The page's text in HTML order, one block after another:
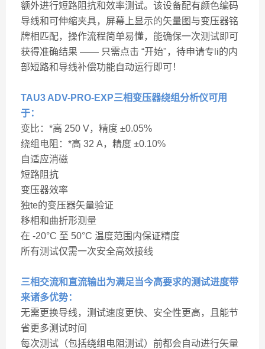
额外进行短路阻抗和效率测试。该设备配有颜色编码
导线和可伸缩夹具，屏幕上显示的矢量图与变压器铭
牌相匹配，操作流程简单易懂，能确保一次测试即可
获得准确结果 —— 只需点击 “开始"，待申请专li的内
部短路和导线补偿功能自动运行即可！
TAU3 ADV-PRO-EXP三相变压器绕组分析仪可用
于：
变比：*高 250 V，精度 ±0.05%
绕组电阻：*高 32 A，精度 ±0.10%
自适应消磁
短路阻抗
变压器效率
独te的变压器矢量验证
移相和曲折形测量
在 -20°C 至 50°C 温度范围内保证精度
所有测试仅需一次安全高效接线
三相交流和直流输出为满足当今高要求的测试进度带
来诸多优势：
无需更换导线，测试速度更快、安全性更高，且能节
省更多测试时间
每次测试（包括绕组电阻测试）前都会自动进行矢量